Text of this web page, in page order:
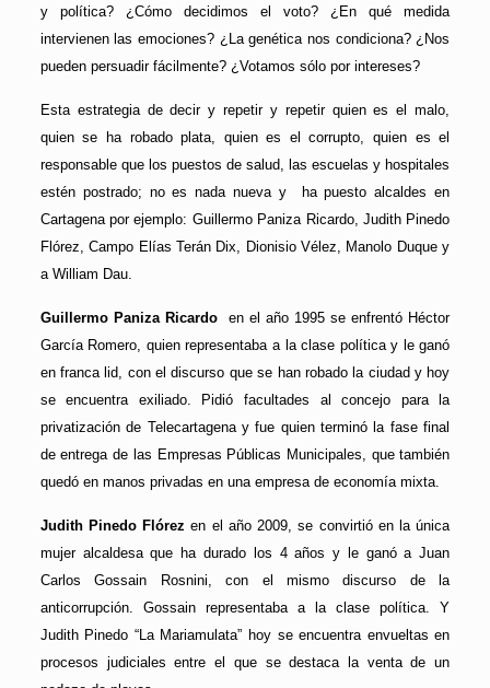
y política? ¿Cómo decidimos el voto? ¿En qué medida
intervienen las emociones? ¿La genética nos condiciona? ¿Nos
pueden persuadir fácilmente? ¿Votamos sólo por intereses?
Esta estrategia de decir y repetir y repetir quien es el malo,
quien se ha robado plata, quien es el corrupto, quien es el
responsable que los puestos de salud, las escuelas y hospitales
estén postrado; no es nada nueva y ha puesto alcaldes en
Cartagena por ejemplo: Guillermo Paniza Ricardo, Judith Pinedo
Flórez, Campo Elías Terán Dix, Dionisio Vélez, Manolo Duque y
a William Dau.
Guillermo Paniza Ricardoen el año 1995 se enfrentó Héctor
García Romero, quien representaba a la clase política y le ganó
en franca lid, con el discurso que se han robado la ciudad y hoy
se encuentra exiliado. Pidió facultades al concejo para la
privatización de Telecartagena y fue quien terminó la fase final
de entrega de las Empresas Públicas Municipales, que también
quedó en manos privadas en una empresa de economía mixta.
Judith Pinedo Flórezen el año 2009, se convirtió en la única
mujer alcaldesa que ha durado los 4 años y le ganó a Juan
Carlos Gossain Rosnini, con el mismo discurso de la
anticorrupción. Gossain representaba a la clase política. Y
Judith Pinedo “La Mariamulata” hoy se encuentra envueltas en
procesos judiciales entre el que se destaca la venta de un